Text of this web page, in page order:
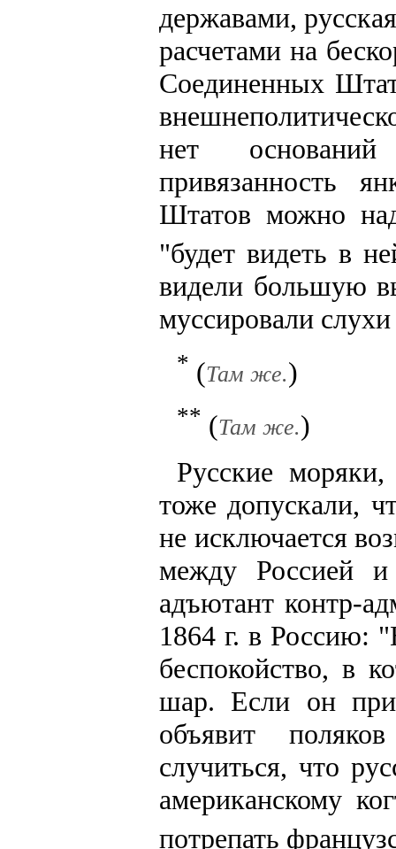
державами,
расчетами на
Соединенных
нет
привязанность
Штатов можно
"будет видеть в
видели большую
муссировали
* (Там же.)
** (Там же.)
Русские
тоже допускали,
не исключается
между Россией
адъютант контр-
1864 г. в Россию:
беспокойство, в
шар. Если он
объявит
случиться, что
американскому
потрепать